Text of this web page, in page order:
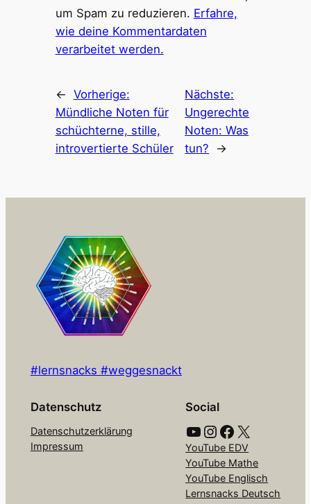
um Spam zu reduzieren. Erfahre,
wie deine Kommentardaten
verarbeitet werden.
← Vorherige:
Mündliche Noten für
schüchterne, stille,
introvertierte Schüler
Nächste:
Ungerechte
Noten: Was
tun?
→
#lernsnacks #weggesnackt
Datenschutz
Datenschutzerklärung
Impressum
Social
YouTube Instagram Facebook X
YouTube EDV
YouTube Mathe
YouTube Englisch
Lernsnacks Deutsch